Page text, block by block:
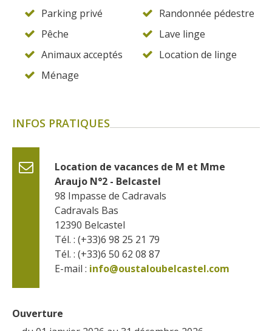
Parking privé
Randonnée pédestre
Pêche
Lave linge
Animaux acceptés
Location de linge
Ménage
INFOS PRATIQUES
Location de vacances de M et Mme
Araujo N°2 - Belcastel
98 Impasse de Cadravals
Cadravals Bas
12390 Belcastel
Tél. : (+33)6 98 25 21 79
Tél. : (+33)6 50 62 08 87
E-mail : info@oustaloubelcastel.com
Ouverture